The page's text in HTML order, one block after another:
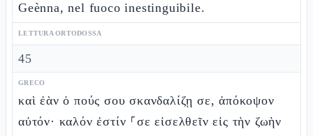
Geènna, nel fuoco inestinguibile.
LETTURA ORTODOSSA
45
GRECO
καὶ ἐὰν ὁ πούς σου σκανδαλίζῃ σε, ἀπόκοψον
αὐτόν· καλόν ἐστίν ⸀σε εἰσελθεῖν εἰς τὴν ζωὴν